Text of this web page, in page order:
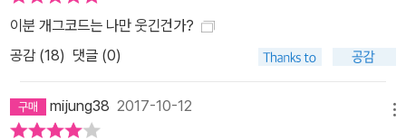
이분 개그코드는 나만 웃긴건가?
공감 (18) 댓글 (0)
mijung38 2017-10-12